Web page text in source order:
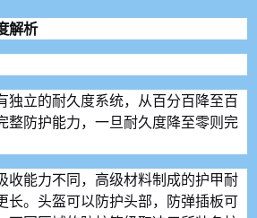
解析
独立的耐久度系统，从百分百降至百
整防护能力，一旦耐久度降至零则完
收能力不同，高级材料制成的护甲耐
长。头盔可以防护头部，防弹插板可